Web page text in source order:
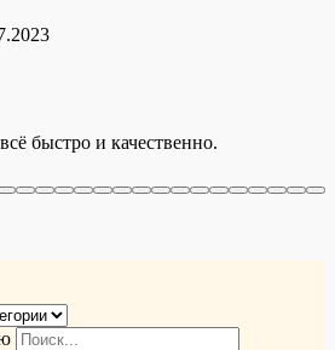
быстро и качественно.